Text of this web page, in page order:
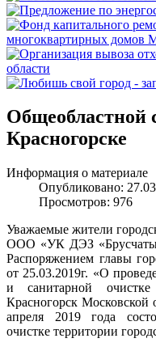
Общеобластной
Красногорске
Информация о материале
Опубликовано:
Просмотров: 976
Уважаемые жители
ООО «УК ДЭЗ
Распоряжением главы
от 25.03.2019г. «О
и санитарной очистке
Красногорск Московской
апреля 2019 года
очистке территории